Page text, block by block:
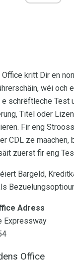
kritt Dir en
wéi och
schrëftleche Test
Titel oder
Fir eng
CDL ze maachen,
zuerst fir eng
Bargeld,
Adress
Expressway
Office